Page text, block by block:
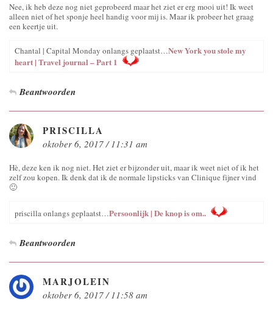
Nee, ik heb deze nog niet geprobeerd maar het ziet er erg mooi uit! Ik weet
alleen niet of het sponje heel handig voor mij is. Maar ik probeer het graag
een keertje uit.
Chantal | Capital Monday onlangs geplaatst…New York you stole my
heart | Travel journal – Part 1
Beantwoorden
PRISCILLA
oktober 6, 2017 / 11:31 am
Hè, deze ken ik nog niet. Het ziet er bijzonder uit, maar ik weet niet of ik het
zelf zou kopen. Ik denk dat ik de normale lipsticks van Clinique fijner vind
🙂
priscilla onlangs geplaatst…Persoonlijk | De knop is om..
Beantwoorden
MARJOLEIN
oktober 6, 2017 / 11:58 am